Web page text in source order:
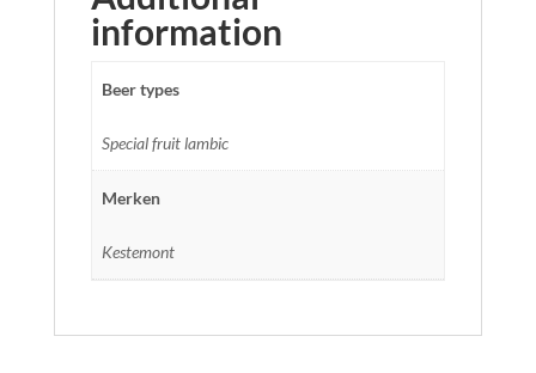
information
Beer types
Special fruit lambic
Merken
Kestemont